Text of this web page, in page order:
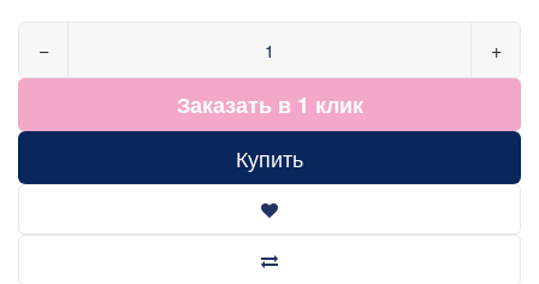
− +
Заказать в 1 клик
Купить